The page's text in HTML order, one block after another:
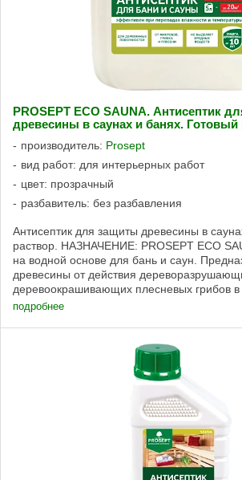
PROSEPT ECO SAUNA. Антисептик
древесины в саунах и банях. Готовый
производитель: Prosept
вид работ: для интерьерных работ
цвет: прозрачный
разбавитель: без разбавления
Антисептик для защиты древесины в
раствор. НАЗНАЧЕНИЕ: PROSEPT ECO
на водной основе для бань и саун.
древесины от действия
деревоокрашивающих плесневых грибов в
подробнее